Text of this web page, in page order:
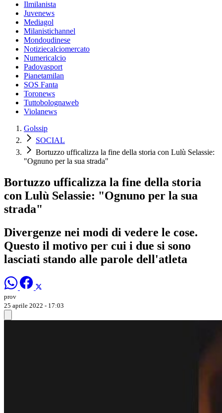
Ilmilanista
Juvenews
Mediagol
Milanistichannel
Mondoudinese
Notiziecalciomercato
Numericalcio
Padovasport
Pianetamilan
SOS Fanta
Toronews
Tuttobolognaweb
Violanews
Golssip
SOCIAL
Bortuzzo ufficalizza la fine della storia con Lulù Selassie:
"Ognuno per la sua strada"
Bortuzzo ufficalizza la fine della storia
con Lulù Selassie: "Ognuno per la sua
strada"
Divergenze nei modi di vedere le cose.
Questo il motivo per cui i due si sono
lasciati stando alle parole dell'atleta
prov
25 aprile 2022 - 17:03